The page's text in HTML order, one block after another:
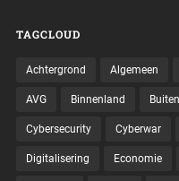
TAGCLOUD
Achtergrond Algemeen
AVG Binnenland
Cybersecurity Cyberwar
Digitalisering Economie